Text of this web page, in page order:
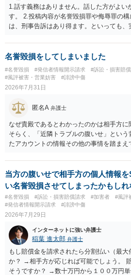
私見ながらご参考まで。
1.話す義務はありません。話した方がよい
す。 2.投稿内容が名誉毀損罪や侮辱罪の
は、刑事告訴はあり得ます。といっても
です。Googleは電話番号の開示請求もで
も特定可能になるよう、複数ルートで開
です。さらにいえば、利用者からの口コ
ある程度対象者を特定できている（ただし
ので発信者情報開示請求をする）というケ
名誉毀損をしてしまいました
#名誉毀損 #発信者情報開示請求 #訴訟・損害賠
#風評被害・営業妨害
#誹謗中傷
2026年7月31日
匿名A 弁護士
なぜ貴殿であるとわかったのかは相手方
そらく、「近隣トラブルの腹いせ」とい
たアカウントの情報その他の事情を踏ま
貴殿が投稿した事実を認めてしまったこ
しまったのではないでしょうか。 相手方
第ですので何とも言えません。公開の場で
く、ここで詳細を明らかにすることは事案
で、弁護士へ直接相談した方がよいです。
当方の腹いせで相手方の個人情報
い名誉毀損させてしまったかもしれ
#名誉毀損 #訴訟・損害賠償請求 #加害者
#風評
#発信者情報開示請求
#誹謗中傷
2026年7月29日
インターネットに強い弁護士
稲葉 進太郎 弁護士
もし賠償金を請求されたら分割払い（最大
か？ →相手方が応じれば可能でしょう。
そうですか？ →数十万円から１００万円